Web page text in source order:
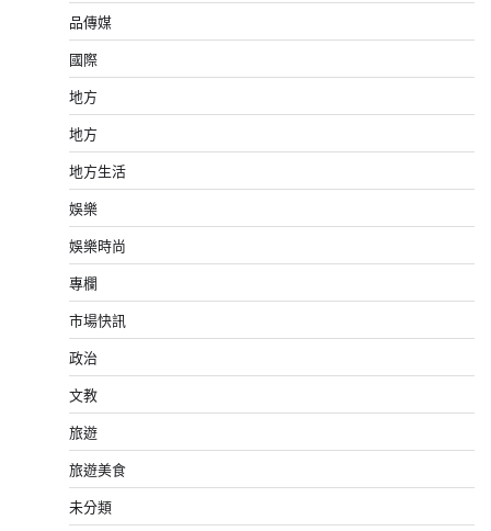
品傳媒
國際
地方
地方
地方生活
娛樂
娛樂時尚
專欄
市場快訊
政治
文教
旅遊
旅遊美食
未分類